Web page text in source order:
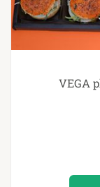
VEGA